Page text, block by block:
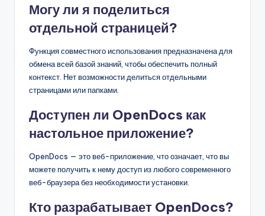
Могу ли я поделиться
отдельной страницей?
Функция совместного использования предназначена для
обмена всей базой знаний, чтобы обеспечить полный
контекст. Нет возможности делиться отдельными
страницами или папками.
Доступен ли OpenDocs как
настольное приложение?
OpenDocs — это веб-приложение, что означает, что вы
можете получить к нему доступ из любого современного
веб-браузера без необходимости установки.
Кто разрабатывает OpenDocs?